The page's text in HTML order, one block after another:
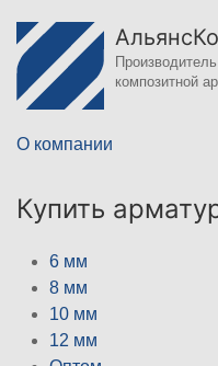
композитной
О компании
Купить
6 мм
8 мм
10 мм
12 мм